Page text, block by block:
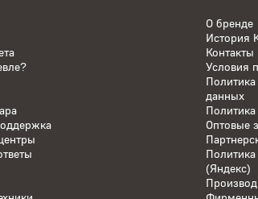
О бренде
История
Контакты
Условия
данных
Оптовые
(Яндекс)